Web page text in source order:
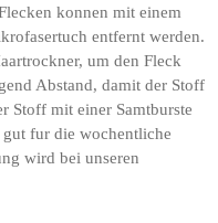
konnen mit einem
entfernt werden.
um den Fleck
Abstand, damit der Stoff
Stoff mit einer Samtburste
gut fur die wochentliche
wird bei unseren